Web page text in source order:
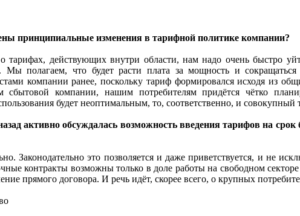
принципиальные изменения в тарифной политике компании?
действующих внутри области, нам надо очень быстро
полагаем, что будет расти плата за мощность и
компании ранее, поскольку тариф формировался исходя из
сбытовой компании, нашим потребителям придётся чётко
будет неоптимальным, то, соответственно, и
активно обсуждалась возможность введения тарифов на срок
Законодательно это позволяется и даже приветствуется, и не
контракты возможны только в доле работы на свободном
прямого договора. И речь идёт, скорее всего, о крупных